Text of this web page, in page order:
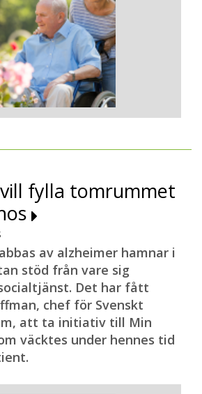
fylla tomrummet
av alzheimer hamnar i
stöd från vare sig
Det har fått
chef för Svenskt
att ta initiativ till Min
väcktes under hennes tid